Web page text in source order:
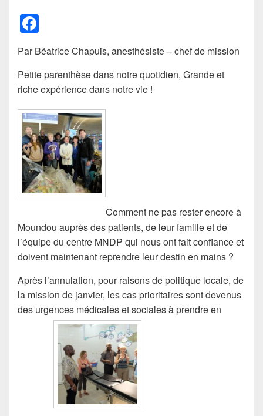
a
c
e
b
o
o
k
Par Béatrice Chapuis, anesthésiste – chef de mission
Petite parenthèse dans notre quotidien, Grande et
riche expérience dans notre vie !
Comment ne pas rester encore à
Moundou auprès des patients, de leur famille et de
l’équipe du centre MNDP qui nous ont fait confiance et
doivent maintenant reprendre leur destin en mains ?
Après l’annulation, pour raisons de politique locale, de
la mission de janvier, les cas prioritaires sont devenus
des urgences médicales et sociales à prendre en